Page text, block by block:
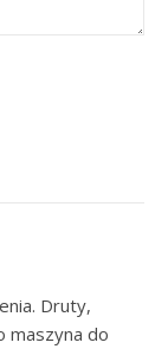
Druty,
maszyna do